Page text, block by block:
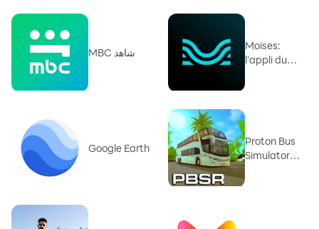
MBC شاهد
Moises:
l'appli du
Google Earth
Proton Bus
Simulator